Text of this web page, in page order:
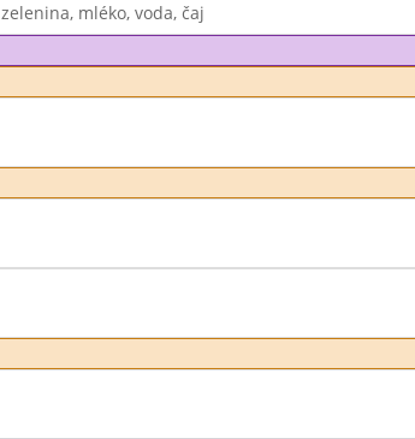
zelenina, mléko, voda, čaj